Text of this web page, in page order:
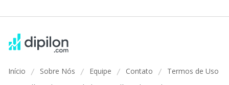
Início / Sobre Nós / Equipe / Contato / Termos de Uso